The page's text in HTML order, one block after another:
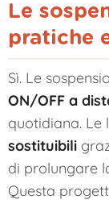
Le
pratiche
Sì. Le
ON/OFF a
quotidiana. Le
sostituibili
di prolungare
Questa